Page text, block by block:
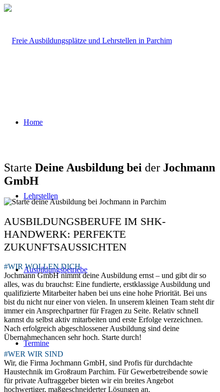
Home
Lehrstellen
Ausbildungsbetriebe
Termine
Starte Deine Ausbildung bei der Jochmann
GmbH
AUSBILDUNGSBERUFE IM SHK-
HANDWERK: PERFEKTE
ZUKUNFTSAUSSICHTEN
#WIR WOLLEN DICH
Jochmann GmbH nimmt deine Ausbildung ernst – und gibt dir so
alles, was du brauchst: Eine fundierte, erstklassige Ausbildung und
qualifizierte Mitarbeiter haben bei uns eine hohe Priorität. Bei uns
bist du nicht nur einer von vielen. In unserem kleinen Team steht dir
immer ein Ansprechpartner für Fragen zu Seite. Relativ schnell
kannst du selbst aktiv mitarbeiten und erste Erfolge verzeichnen.
Nach erfolgreich abgeschlossener Ausbildung sind deine
Übernahmechancen sehr hoch. Starte durch!
#WER WIR SIND
Wir, die Firma Jochmann GmbH, sind Profis für durchdachte
Haustechnik im Großraum Parchim. Für Gewerbetreibende sowie
für private Auftraggeber bieten wir ein breites Angebot
hochwertiger, maßgeschneiderter Lösungen an.